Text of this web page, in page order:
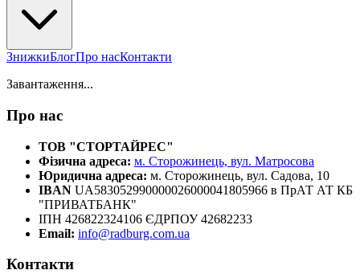
ЗнижкиБлогПро насКонтакти
Завантаження...
Про нас
ТОВ "СТОРТАЙРЕС"
Фізична адреса: м. Сторожинець, вул. Матросова
Юридична адреса: м. Сторожинець, вул. Садова, 10
IBAN UA583052990000026000041805966 в ПрАТ АТ КБ
"ПРИВАТБАНК"
ІПН 426822324106 ЄДРПОУ 42682233
Email: info@radburg.com.ua
Контакти